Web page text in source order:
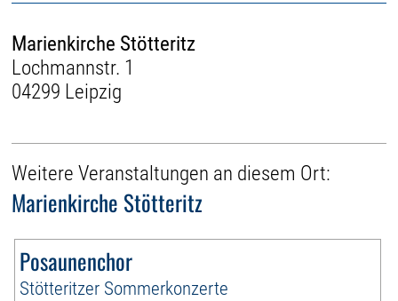
Marienkirche Stötteritz
Lochmannstr. 1
04299 Leipzig
Weitere Veranstaltungen an diesem Ort:
Marienkirche Stötteritz
Posaunenchor
Stötteritzer Sommerkonzerte